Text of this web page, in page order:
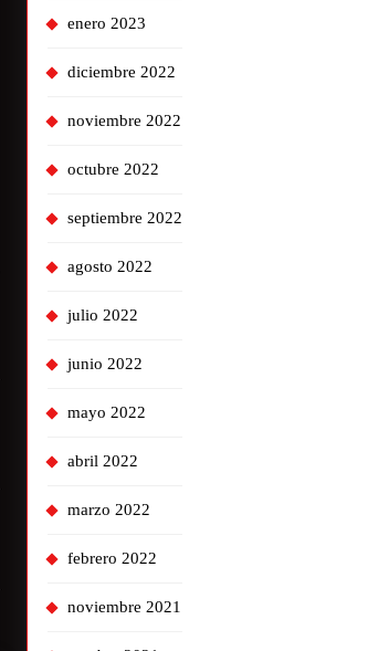
enero 2023
diciembre 2022
noviembre 2022
octubre 2022
septiembre 2022
agosto 2022
julio 2022
junio 2022
mayo 2022
abril 2022
marzo 2022
febrero 2022
noviembre 2021